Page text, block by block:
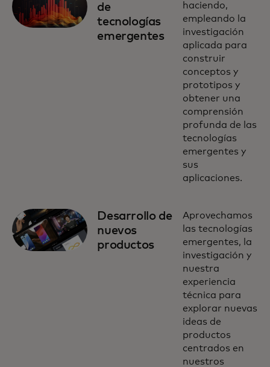
de
tecnologías
emergentes
haciendo,
empleando la
investigación
aplicada para
construir
conceptos y
prototipos y
obtener una
comprensión
profunda de las
tecnologías
emergentes y
sus
aplicaciones.
Desarrollo de
nuevos
productos
Aprovechamos
las tecnologías
emergentes, la
investigación y
nuestra
experiencia
técnica para
explorar nuevas
ideas de
productos
centrados en
nuestros